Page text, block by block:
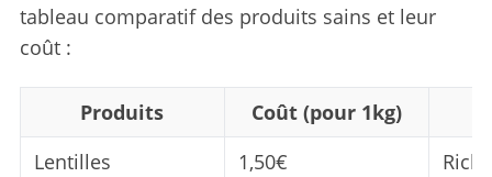
tableau comparatif des produits sains et leur
coût :
Produits Coût (pour 1kg)
Lentilles
1,50€